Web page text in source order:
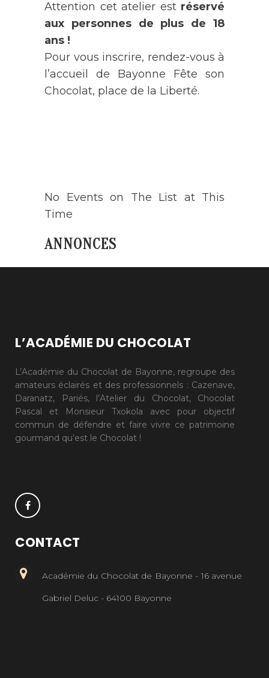
Attention cet atelier est réservé
aux personnes de plus de 18
ans !
Pour vous inscrire, rendez-vous à
l’accueil de Bayonne Fête son
Chocolat, place de la Liberté.
No Events on The List at This
Time
ANNONCES
L’ACADÉMIE DU CHOCOLAT
L’Académie du Chocolat de Bayonne, regroupe des
amateurs éclairés et des professionnels : Cazenave,
Daranatz, Pariés, l’Atelier du Chocolat, Chocolat
Pascal et Monsieur Txokola avec pour objectif
commun de défendre et faire vivre ce patrimoine
gourmand qu’est le Chocolat !
CONTACT
Académie du Chocolat de Bayonne - 16 avenue
Gabriel Deluc - 64100 Bayonne